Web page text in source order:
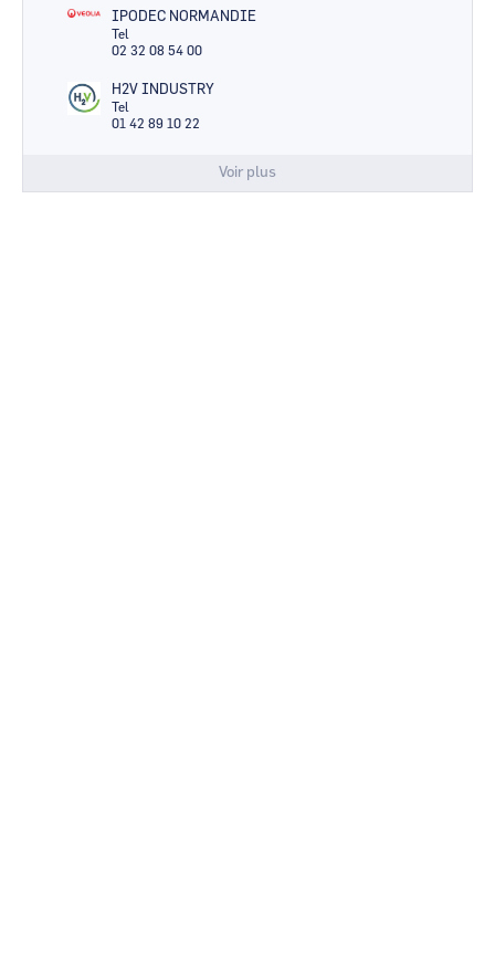
IPODEC NORMANDIE
Tel
02 32 08 54 00
H2V INDUSTRY
Tel
01 42 89 10 22
Voir plus